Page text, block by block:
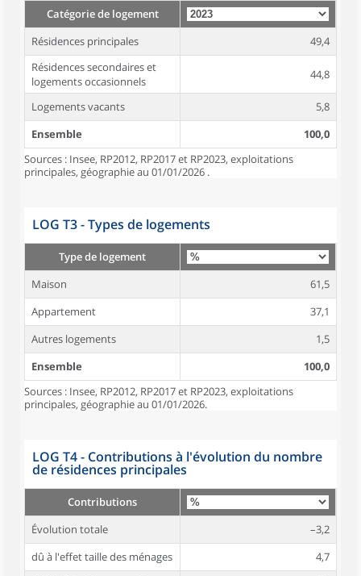
Catégorie de logement
Résidences principales
49,4
Résidences secondaires et
logements occasionnels
44,8
Logements vacants
5,8
Ensemble
100,0
Sources : Insee, RP2012, RP2017 et RP2023, exploitations
principales, géographie au 01/01/2026 .
LOG T3 - Types de logements
Type de logement
Maison
61,5
Appartement
37,1
Autres logements
1,5
Ensemble
100,0
Sources : Insee, RP2012, RP2017 et RP2023, exploitations
principales, géographie au 01/01/2026.
LOG T4 - Contributions à l'évolution du nombre
de résidences principales
Contributions
Évolution totale
–3,2
dû à l'effet taille des ménages
4,7